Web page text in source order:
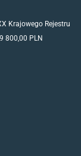
Krajowego Rejestru
800,00 PLN